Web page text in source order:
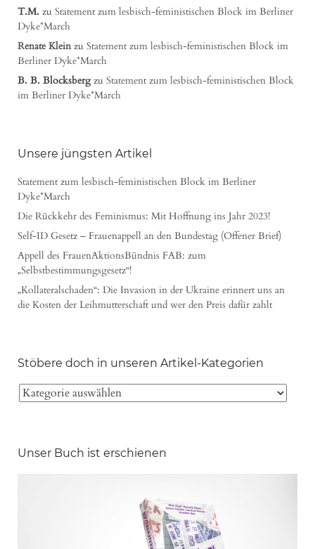
T.M. zu Statement zum lesbisch-feministischen Block im Berliner
Dyke*March
Renate Kleinzu Statement zum lesbisch-feministischen Block im
Berliner Dyke*March
B. B. Blocksbergzu Statement zum lesbisch-feministischen Block
im Berliner Dyke*March
Unsere jüngsten Artikel
Statement zum lesbisch-feministischen Block im Berliner
Dyke*March
Die Rückkehr des Feminismus: Mit Hoffnung ins Jahr 2023!
Self-ID Gesetz – Frauenappell an den Bundestag (Offener Brief)
Appell des FrauenAktionsBündnis FAB: zum
„Selbstbestimmungsgesetz“!
„Kollateralschaden“: Die Invasion in der Ukraine erinnert uns an
die Kosten der Leihmutterschaft und wer den Preis dafür zahlt
Stöbere doch in unseren Artikel-Kategorien
Unser Buch ist erschienen